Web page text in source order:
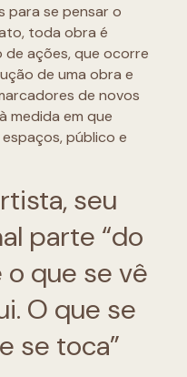
para se pensar o
toda obra é
ações, que ocorre
de uma obra e
de novos
medida em que
público e
seu
parte “do
que se vê
O que se
se toca”